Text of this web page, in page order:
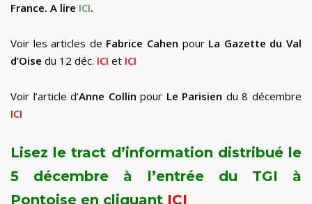
France. A lire ICI.
Voir les articles de Fabrice Cahen pour La Gazette du Val
d’Oise du 12 déc. ICI et ICI
Voir l’article d’Anne Collin pour Le Parisien du 8 décembre
ICI
Lisez le tract d’information distribué le
5 décembre à l’entrée du TGI à
Pontoise en cliquant ICI